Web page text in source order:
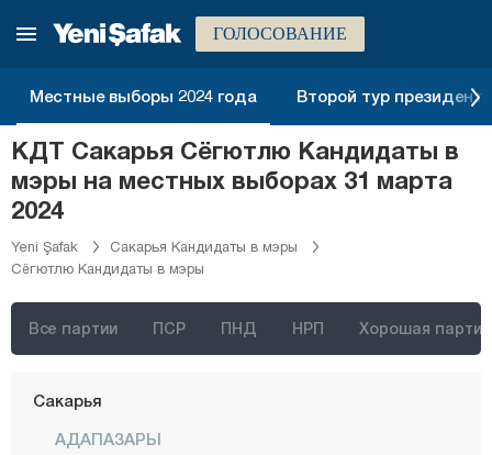
ГОЛОСОВАНИЕ
Местные выборы 2024 года Второй тур
КДТ Сакарья Сёгютлю Кандидаты в
мэры на местных выборах 31 марта
2024
Yeni Şafak
Сакарья Кандидаты в мэры
Сёгютлю Кандидаты в мэры
Все партии ПСР ПНД НРП Хорошая партия
Мардин
Мугла
Муш
Невшехир
Нигде
Орду
Ризе
Сакарья
АДАПАЗАРЫ